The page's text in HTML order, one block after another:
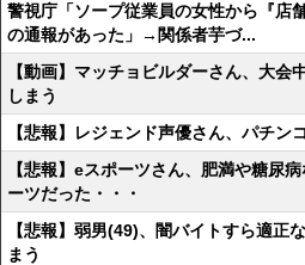
警視庁「ソープ従業員の女性から『店
の通報があった」→関係者芋づ...
【動画】マッチョビルダーさん、大会
しまう
【悲報】レジェンド声優さん、パチン
【悲報】eスポーツさん、肥満や糖尿
ーツだった・・・
【悲報】弱男(49)、闇バイトすら適正
まう